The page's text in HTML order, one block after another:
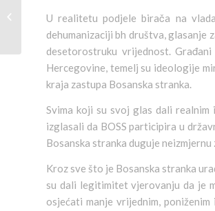
U realitetu podjele birača na
dehumanizaciji bh društva,
desetorostruku vrijednost.
Hercegovine, temelj su ideologije
kraja zastupa Bosanska stranka.
Svima koji su svoj glas dali realnim
izglasali da BOSS participira u
Bosanska stranka duguje
Kroz sve što je Bosanska stranka
su dali legitimitet vjerovanju da je
osjećati manje vrijednim,
30. avgust 1998.